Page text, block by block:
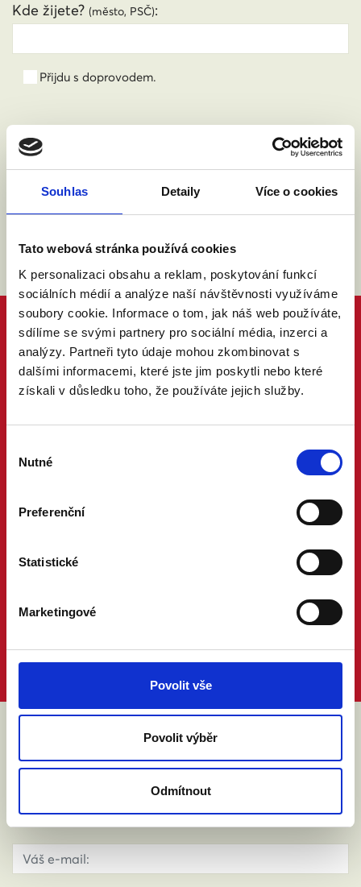
Souhlas Detaily Více o cookies
Tato webová stránka používá cookies
K personalizaci obsahu a reklam, poskytování funkcí
sociálních médií a analýze naší návštěvnosti využíváme
soubory cookie. Informace o tom, jak náš web používáte,
sdílíme se svými partnery pro sociální média, inzerci a
analýzy. Partneři tyto údaje mohou zkombinovat s
dalšími informacemi, které jste jim poskytli nebo které
získali v důsledku toho, že používáte jejich služby.
souhlasu
Nutné
Preferenční
Statistické
Marketingové
Povolit vše
Povolit výběr
Odmítnout
Kde žijete? (město, PSČ):
Přijdu s doprovodem.
Souhlasím se zpracováním osobních údajů podle
zákona č. 101/2000 Sb.
ABY VÁM O MANŽELSTVÍ NIC
NEUNIKLO